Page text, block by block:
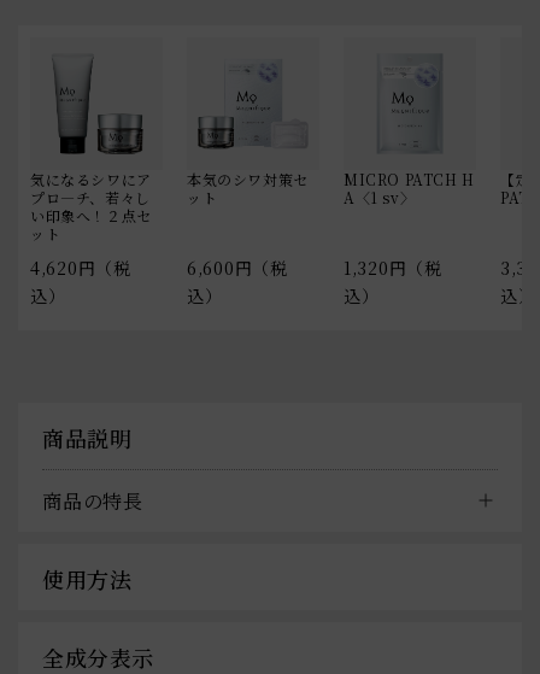
気になるシワにア
プロ―チ、若々し
い印象へ！２点セ
ット
4,620円（税
込）
本気のシワ対策セ
ット
6,600円（税
込）
MICRO PATCH H
A〈1 sv〉
1,320円（税
込）
【
込）
商品説明
商品の特長
使用方法
全成分表示